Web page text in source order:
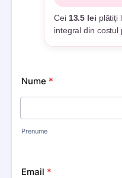
Cei 13.5 lei plătiți
integral din costul
Nume *
Prenume
Email *